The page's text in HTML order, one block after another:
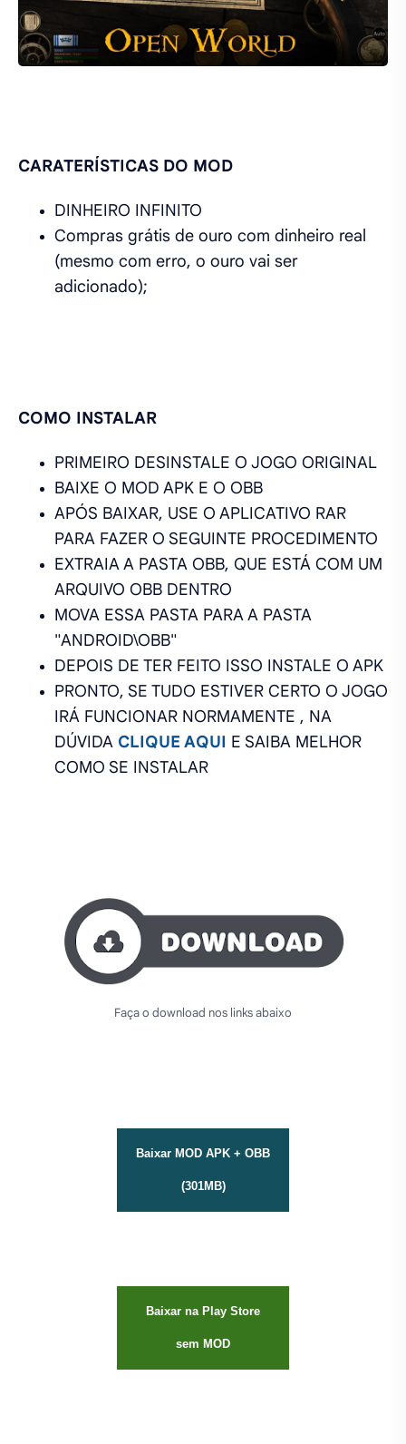
CARATERÍSTICAS DO MOD
DINHEIRO INFINITO
Compras grátis de ouro com dinheiro real
(mesmo com erro, o ouro vai ser
adicionado);
COMO INSTALAR
PRIMEIRO DESINSTALE O JOGO ORIGINAL
BAIXE O MOD APK E O OBB
APÓS BAIXAR, USE O APLICATIVO RAR
PARA FAZER O SEGUINTE PROCEDIMENTO
EXTRAIA A PASTA OBB, QUE ESTÁ COM UM
ARQUIVO OBB DENTRO
MOVA ESSA PASTA PARA A PASTA
"ANDROID\OBB"
DEPOIS DE TER FEITO ISSO INSTALE O APK
PRONTO, SE TUDO ESTIVER CERTO O JOGO
IRÁ FUNCIONAR NORMAMENTE , NA
DÚVIDA CLIQUE AQUI E SAIBA MELHOR
COMO SE INSTALAR
Faça o download nos links abaixo
Baixar MOD APK + OBB
(301MB)
Baixar na Play Store
sem MOD